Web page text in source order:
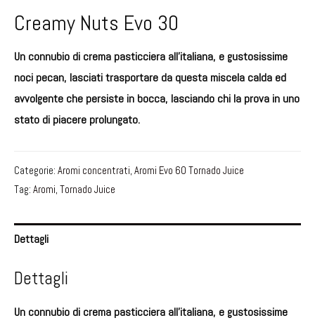
Creamy Nuts Evo 30
Un connubio di crema pasticciera all’italiana, e gustosissime
noci pecan, lasciati trasportare da questa miscela calda ed
avvolgente che persiste in bocca, lasciando chi la prova in uno
stato di piacere prolungato.
Categorie: Aromi concentrati, Aromi Evo 60 Tornado Juice
Tag: Aromi, Tornado Juice
Dettagli
Dettagli
Un connubio di crema pasticciera all’italiana, e gustosissime